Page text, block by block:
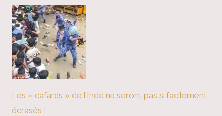
Les « cafards » de l’Inde ne seront pas si facilement
écrasés !